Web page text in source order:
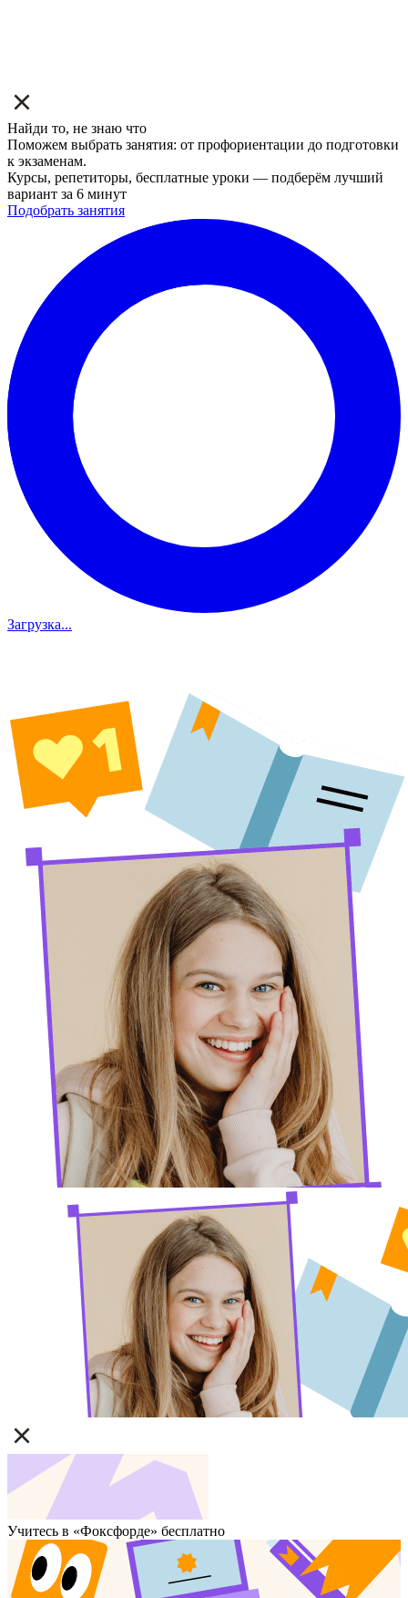
Найди то, не знаю что
Поможем выбрать занятия: от профориентации до подготовки
к экзаменам.
Курсы, репетиторы, бесплатные уроки — подберём лучший
вариант за 6 минут
Подобрать занятия
Загрузка...
Учитесь в «Фоксфорде» бесплатно